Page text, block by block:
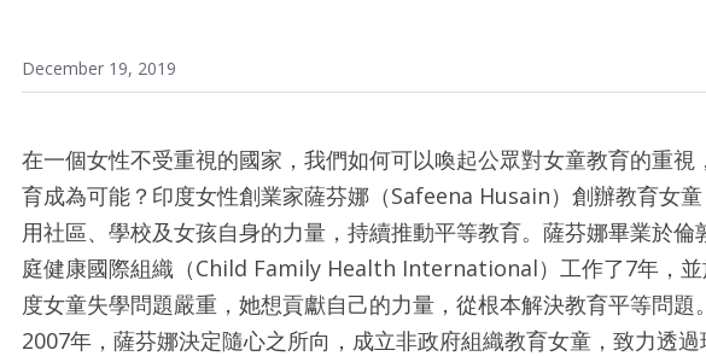
December 19, 2019
在一個女性不受重視的國家，我們如何可以喚起公眾對女童教育的重視
育成為可能？印度女性創業家薩芬娜（Safeena Husain）創辦教育女
用社區、學校及女孩自身的力量，持續推動平等教育。薩芬娜畢業於
庭健康國際組織（Child Family Health International）工作了7年，並
度女童失學問題嚴重，她想貢獻自己的力量，從根本解決教育平等問題。
2007年，薩芬娜決定隨心之所向，成立非政府組織教育女童，致力透